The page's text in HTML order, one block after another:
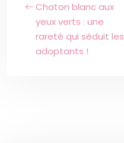
Chaton blanc aux
yeux verts : une
rareté qui séduit les
adoptants !